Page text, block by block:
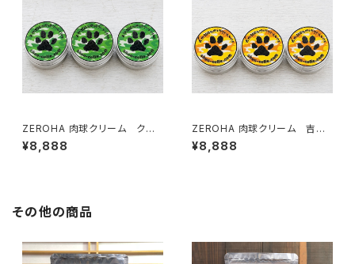
ZEROHA 肉球クリーム クスノ
キの香りタイプ 犬猫用 約33
g×3個セット
¥8,888
ZEROHA 肉球クリーム 吉野
ひのき香りタイプ 犬猫用 約
33g×3個セット
¥8,888
その他の商品